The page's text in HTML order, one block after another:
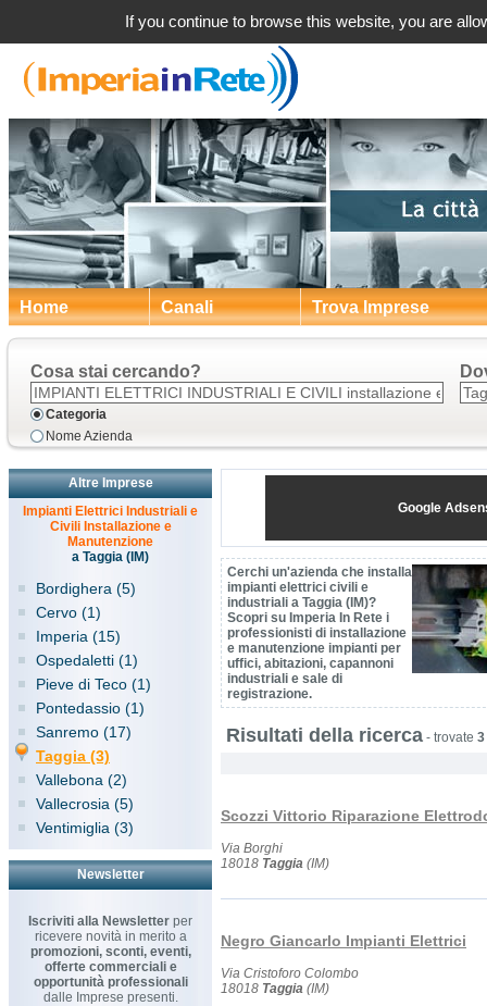
Home Canali Trova Imprese
Cosa stai cercando?
Categoria
Nome Azienda
Altre Imprese
Impianti Elettrici Industriali e
Civili Installazione e
Manutenzione
a Taggia (IM)
Bordighera (5)
Cervo (1)
Imperia (15)
Ospedaletti (1)
Pieve di Teco (1)
Pontedassio (1)
Sanremo (17)
Taggia (3)
Vallebona (2)
Vallecrosia (5)
Ventimiglia (3)
Newsletter
Iscriviti alla Newsletter per
ricevere novità in merito a
promozioni, sconti, eventi,
offerte commerciali e
opportunità professionali
dalle Imprese presenti.
Google
Cerchi un'azienda che installa
impianti elettrici civili e
industriali a Taggia (IM)?
Scopri su Imperia In Rete i
professionisti di installazione
e manutenzione impianti per
uffici, abitazioni, capannoni
industriali e sale di
registrazione.
Risultati della ricerca - trovate 3
Scozzi Vittorio Riparazione
Via Borghi
18018 Taggia (IM)
Negro Giancarlo Impianti Elettrici
Via Cristoforo Colombo
18018 Taggia (IM)
If you continue to browse this website, you are